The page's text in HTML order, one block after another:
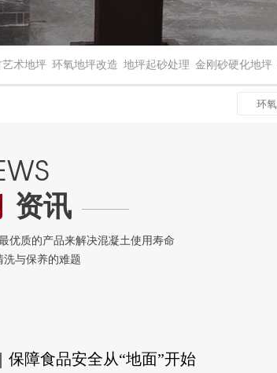
艺术地坪 环氧地坪改造 地坪起砂处理 金刚砂硬化地坪
资讯
障食品安全从“地面”开始